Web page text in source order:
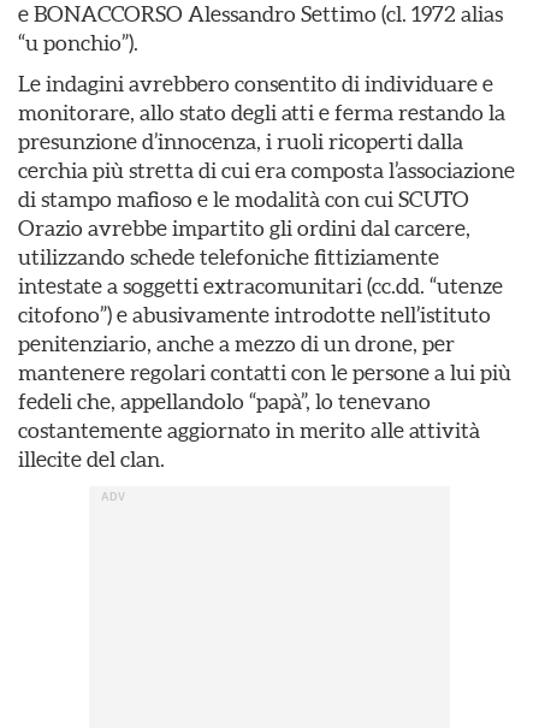
e BONACCORSO Alessandro Settimo (cl. 1972 alias
“u ponchio”).
Le indagini avrebbero consentito di individuare e
monitorare, allo stato degli atti e ferma restando la
presunzione d’innocenza, i ruoli ricoperti dalla
cerchia più stretta di cui era composta l’associazione
di stampo mafioso e le modalità con cui SCUTO
Orazio avrebbe impartito gli ordini dal carcere,
utilizzando schede telefoniche fittiziamente
intestate a soggetti extracomunitari (cc.dd. “utenze
citofono”) e abusivamente introdotte nell’istituto
penitenziario, anche a mezzo di un drone, per
mantenere regolari contatti con le persone a lui più
fedeli che, appellandolo “papà”, lo tenevano
costantemente aggiornato in merito alle attività
illecite del clan.